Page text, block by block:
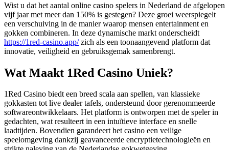
Wist u dat het aantal online casino spelers in Nederland de afgelopen
vijf jaar met meer dan 150% is gestegen? Deze groei weerspiegelt
een verschuiving in de manier waarop mensen entertainment en
gokken combineren. In deze dynamische markt onderscheidt
https://1red-casino.app/zich als een toonaangevend platform dat
innovatie, veiligheid en gebruiksgemak samenbrengt.
Wat Maakt 1Red Casino Uniek?
1Red Casino biedt een breed scala aan spellen, van klassieke
gokkasten tot live dealer tafels, ondersteund door gerenommeerde
softwareontwikkelaars. Het platform is ontworpen met de speler in
gedachten, wat resulteert in een intuïtieve interface en snelle
laadtijden. Bovendien garandeert het casino een veilige
speelomgeving dankzij geavanceerde encryptietechnologieën en